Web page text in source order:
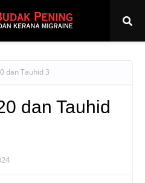
dan Tauhid 3
dan Tauhid